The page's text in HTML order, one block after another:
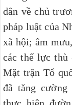
dân về chủ
pháp luật của
xã hội; âm
các thế lực thù
Mặt trận Tổ
đã tăng cường